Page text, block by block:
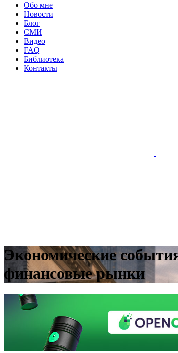
Обо мне
Новости
Блог
СМИ
Видео
FAQ
Библиотека
Контакты
Экономические
финансовые рынки